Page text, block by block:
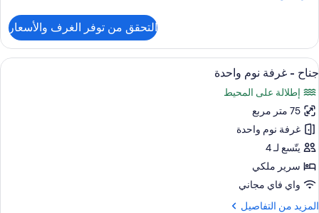
جناح
بريميم
-
غرف
نوم
التحقق من توفر الغرف والأسعار
استعراض
جميع
صور
جناح
-
غرفة
نوم
واحدة
17
جناح - غرفة نوم واحدة
إطلالة على المحيط
75 متر مربع
غرفة نوم واحدة
يتّسع لـ 4
سرير ملكي
واي فاي مجاني
المزيد من التفاصيل
المزيد